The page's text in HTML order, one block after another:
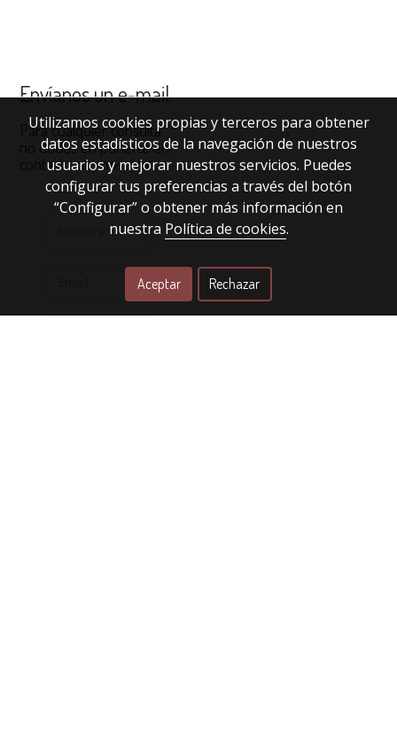
Envíanos un e-mail.
Para cualquier consulta
no dudes en ponerte en
contacto con nosotros.
Utilizamos cookies propias y terceros para obtener
datos estadísticos de la navegación de nuestros
usuarios y mejorar nuestros servicios. Puedes
configurar tus preferencias a través del botón
“Configurar” o obtener más información en
nuestra Política de cookies.
Aceptar Rechazar